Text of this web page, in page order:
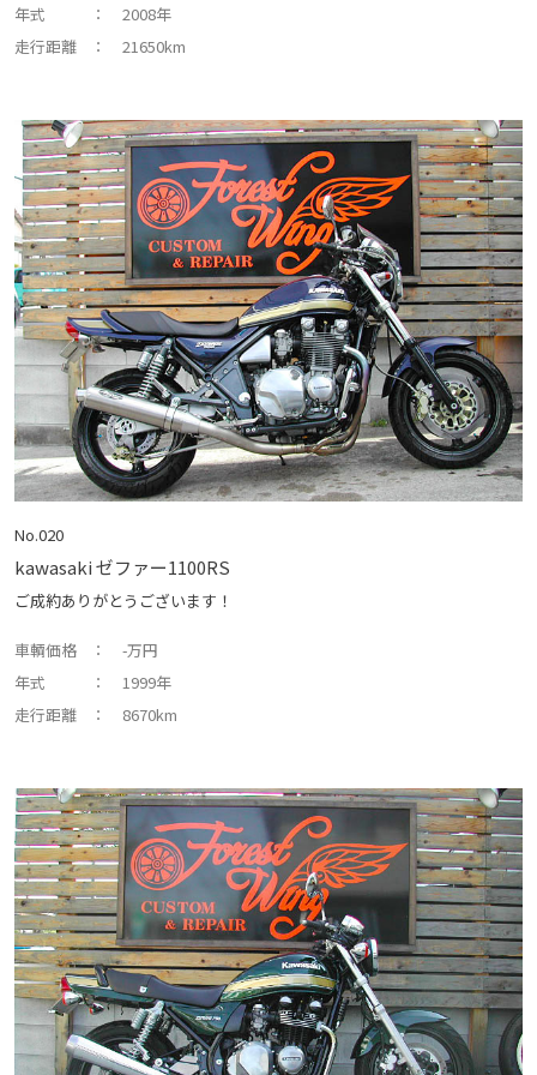
年式
： 2008年
走行距離
： 21650km
No.020
kawasaki ゼファー1100RS
ご成約ありがとうございます！
車輌価格
： -万円
年式
： 1999年
走行距離
： 8670km